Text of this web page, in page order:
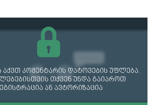
აქვთ კომენტარის დატოვების უფლება.
თქვენ უნდა გაიაროთ
ან ავტორიზაცია